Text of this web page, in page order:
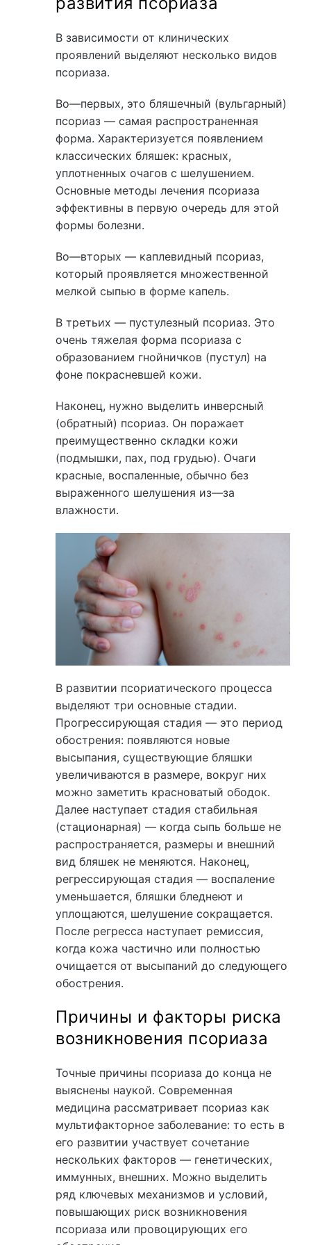
В зависимости от клинических
проявлений выделяют несколько видов
псориаза.
Во—первых, это бляшечный (вульгарный)
псориаз — самая распространенная
форма. Характеризуется появлением
классических бляшек: красных,
уплотненных очагов с шелушением.
Основные методы лечения псориаза
эффективны в первую очередь для этой
формы болезни.
Во—вторых — каплевидный псориаз,
который проявляется множественной
мелкой сыпью в форме капель.
В третьих — пустулезный псориаз. Это
очень тяжелая форма псориаза с
образованием гнойничков (пустул) на
фоне покрасневшей кожи.
Наконец, нужно выделить инверсный
(обратный) псориаз. Он поражает
преимущественно складки кожи
(подмышки, пах, под грудью). Очаги
красные, воспаленные, обычно без
выраженного шелушения из—за
влажности.
В развитии псориатического процесса
выделяют три основные стадии.
Прогрессирующая стадия — это период
обострения: появляются новые
высыпания, существующие бляшки
увеличиваются в размере, вокруг них
можно заметить красноватый ободок.
Далее наступает стадия стабильная
(стационарная) — когда сыпь больше не
распространяется, размеры и внешний
вид бляшек не меняются. Наконец,
регрессирующая стадия — воспаление
уменьшается, бляшки бледнеют и
уплощаются, шелушение сокращается.
После регресса наступает ремиссия,
когда кожа частично или полностью
очищается от высыпаний до следующего
обострения.
Причины и факторы риска
возникновения псориаза
Точные причины псориаза до конца не
выяснены наукой. Современная
медицина рассматривает псориаз как
мультифакторное заболевание: то есть в
его развитии участвует сочетание
нескольких факторов — генетических,
иммунных, внешних. Можно выделить
ряд ключевых механизмов и условий,
повышающих риск возникновения
псориаза или провоцирующих его